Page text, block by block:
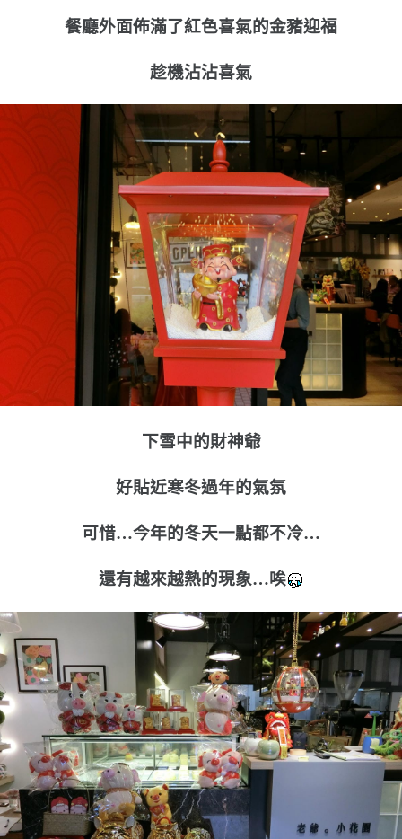
餐廳外面佈滿了紅色喜氣的金豬迎福
趁機沾沾喜氣
下雪中的財神爺
好貼近寒冬過年的氣氛
可惜…今年的冬天一點都不冷…
還有越來越熱的現象…唉